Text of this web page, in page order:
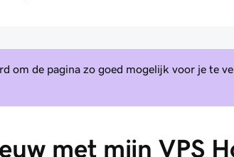
om de pagina zo goed mogelijk voor je te
met mijn VPS